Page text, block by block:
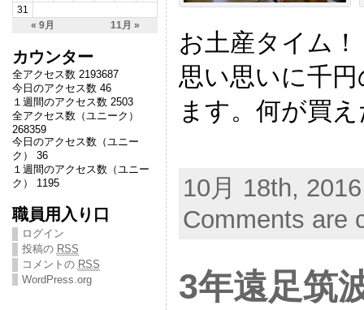
« 9月 11月 »
31
カウンター
全アクセス数 2193687
今日のアクセス数 46
１週間のアクセス数 2503
全アクセス数（ユニーク）
268359
今日のアクセス数（ユニー
ク） 36
１週間のアクセス数（ユニー
ク） 1195
職員用入り口
ログイン
投稿の RSS
コメントの RSS
WordPress.org
お土産タイム！
思い思いに千
ます。何が買
10月 18th,
Comments are
3年遠足筑